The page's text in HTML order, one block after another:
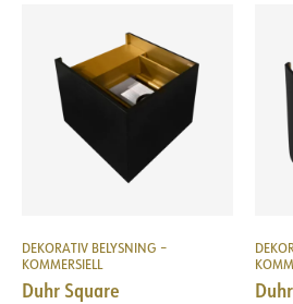
DEKORATIV BELYSNING –
KOMMERSIELL
Duhr Square